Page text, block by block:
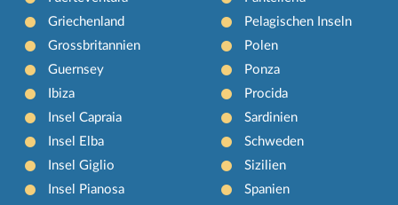
Griechenland
Grossbritannien
Guernsey
Ibiza
Insel Capraia
Insel Elba
Insel Giglio
Insel Pianosa
Pelagischen Inseln
Polen
Ponza
Procida
Sardinien
Schweden
Sizilien
Spanien